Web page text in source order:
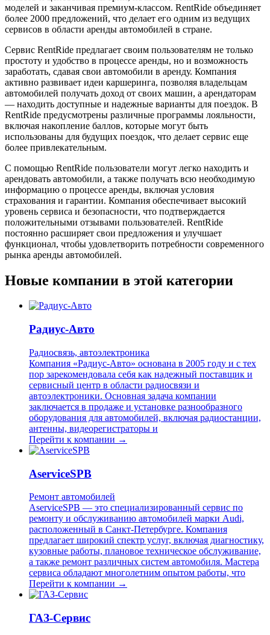
моделей и заканчивая премиум-классом. RentRide объединяет
более 2000 предложений, что делает его одним из ведущих
сервисов в области аренды автомобилей в стране.
Сервис RentRide предлагает своим пользователям не только
простоту и удобство в процессе аренды, но и возможность
заработать, сдавая свои автомобили в аренду. Компания
активно развивает идеи каршеринга, позволяя владельцам
автомобилей получать доход от своих машин, а арендаторам
— находить доступные и надежные варианты для поездок. В
RentRide предусмотрены различные программы лояльности,
включая накопление баллов, которые могут быть
использованы для будущих поездок, что делает сервис еще
более привлекательным.
С помощью RentRide пользователи могут легко находить и
арендовать автомобили, а также получать всю необходимую
информацию о процессе аренды, включая условия
страхования и гарантии. Компания обеспечивает высокий
уровень сервиса и безопасности, что подтверждается
положительными отзывами пользователей. RentRide
постоянно расширяет свои предложения и улучшает
функционал, чтобы удовлетворить потребности современного
рынка аренды автомобилей.
Новые компании в этой категории
Радиус-Авто
Радиосвязь, автоэлектроника
Компания «Радиус-Авто» основана в 2005 году и с тех
пор зарекомендовала себя как надежный поставщик и
сервисный центр в области радиосвязи и
автоэлектроники. Основная задача компании
заключается в продаже и установке разнообразного
оборудования для автомобилей, включая радиостанции,
антенны, видеорегистраторы и
Перейти к компании →
AserviceSPB
Ремонт автомобилей
AserviceSPB — это специализированный сервис по
ремонту и обслуживанию автомобилей марки Audi,
расположенный в Санкт-Петербурге. Компания
предлагает широкий спектр услуг, включая диагностику,
кузовные работы, плановое техническое обслуживание,
а также ремонт различных систем автомобиля. Мастера
сервиса обладают многолетним опытом работы, что
Перейти к компании →
ГАЗ-Сервис